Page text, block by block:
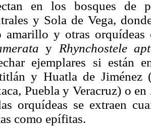
en los bosques de
y Sola de Vega,
amarillo y otras
y Rhynchostele
ejemplares si están
y Huatla de Jiménez
Puebla y Veracruz) o
orquídeas se extraen
como epífitas.